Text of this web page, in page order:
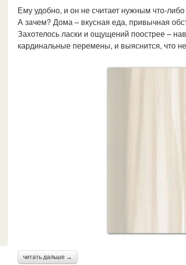
Ему удобно, и он не считает нужным что-
А зачем? Дома – вкусная еда, привычная
Захотелось ласки и ощущений поострее –
кардинальные перемены, и выяснится, что
читать дальше →